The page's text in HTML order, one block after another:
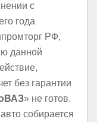
с
года
РФ,
данной
без гарантии
» не готов.
собирается